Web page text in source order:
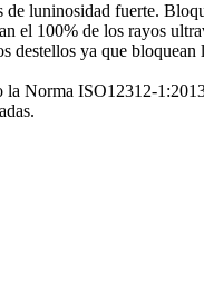
de luninosidad fuerte.
el 100% de los rayos
destellos ya que bloquean
la Norma ISO12312-